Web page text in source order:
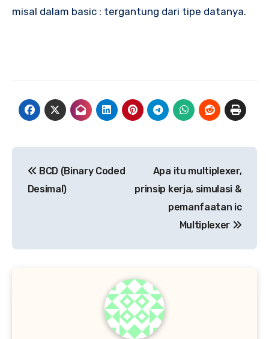
misal dalam basic : tergantung dari tipe datanya.
pos
BCD (Binary Coded
Desimal)
Apa itu multiplexer,
prinsip kerja, simulasi &
pemanfaatan ic
Multiplexer